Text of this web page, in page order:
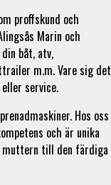
proffskund och
Marin och
båt, atv,
m.m. Vare sig det
service.
Hos oss
och är unika
muttern till den färdiga